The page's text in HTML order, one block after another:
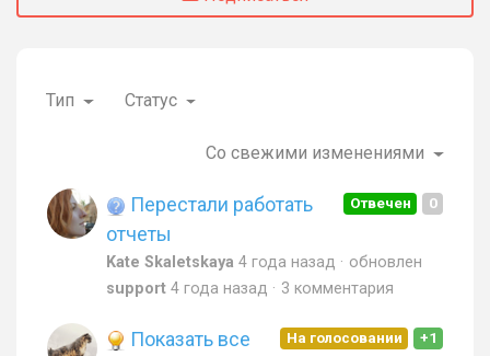
Тип Статус
Со свежими изменениями
0
Отвечен
Перестали работать
отчеты
Kate Skaletskaya 4 года назад
обновлен
support 4 года назад 3 комментария
+1
На голосовании
Показать все